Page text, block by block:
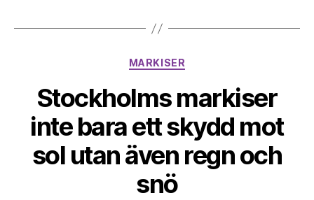
Kategorier
MARKISER
Stockholms markiser
inte bara ett skydd mot
sol utan även regn och
snö